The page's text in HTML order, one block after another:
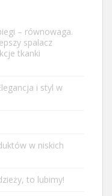
– równowaga.
spalacz
tkanki
i styl w
w niskich
to lubimy!